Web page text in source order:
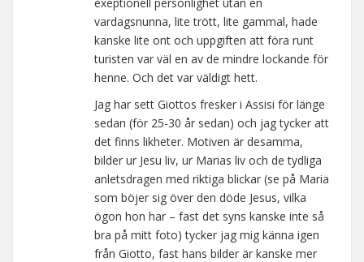
vardagsnunna, lite trött, lite gammal, hade
kanske lite ont och uppgiften att föra runt
turisten var väl en av de mindre lockande för
henne. Och det var väldigt hett.
Jag har sett Giottos fresker i Assisi för länge
sedan (för 25-30 år sedan) och jag tycker att
det finns likheter. Motiven är desamma,
bilder ur Jesu liv, ur Marias liv och de tydliga
anletsdragen med riktiga blickar (se på Maria
som böjer sig över den döde Jesus, vilka
ögon hon har – fast det syns kanske inte så
bra på mitt foto) tycker jag mig känna igen
från Giotto, fast hans bilder är kanske mer